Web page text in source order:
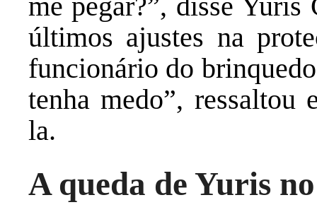
últimos ajustes na
funcionário do
tenha medo”,
la.
A queda de Yuris